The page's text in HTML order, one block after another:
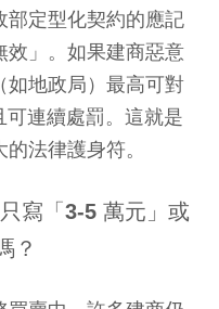
部定型化契約的應記
效」。如果建商惡意
如地政局）最高可對
連續處罰。這就是
法律護身符。
寫「3-5 萬元」或
？